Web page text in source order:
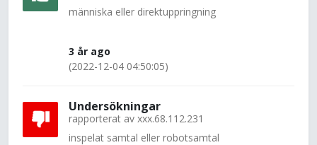
människa eller direktuppringning
3 år ago
(2022-12-04 04:50:05)
Undersökningar
rapporterat av xxx.68.112.231
inspelat samtal eller robotsamtal